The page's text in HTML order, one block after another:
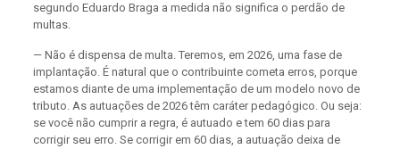
segundo Eduardo Braga a medida não significa o perdão de
multas.
— Não é dispensa de multa. Teremos, em 2026, uma fase de
implantação. É natural que o contribuinte cometa erros, porque
estamos diante de uma implementação de um modelo novo de
tributo. As autuações de 2026 têm caráter pedagógico. Ou seja:
se você não cumprir a regra, é autuado e tem 60 dias para
corrigir seu erro. Se corrigir em 60 dias, a autuação deixa de